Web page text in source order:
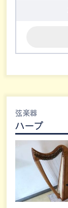
弦楽器
ハープ